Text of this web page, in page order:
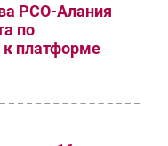
РСО-Алания
по
платформе